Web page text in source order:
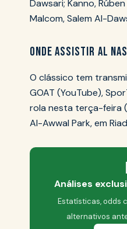
Dawsari; Kanno,
Malcom, Salem Al-
ONDE ASSISTIR AL
O clássico tem
GOAT (YouTube),
rola nesta terça-feira
Al-Awwal Park, em
Análises
Estatísticas, odds
alternativos